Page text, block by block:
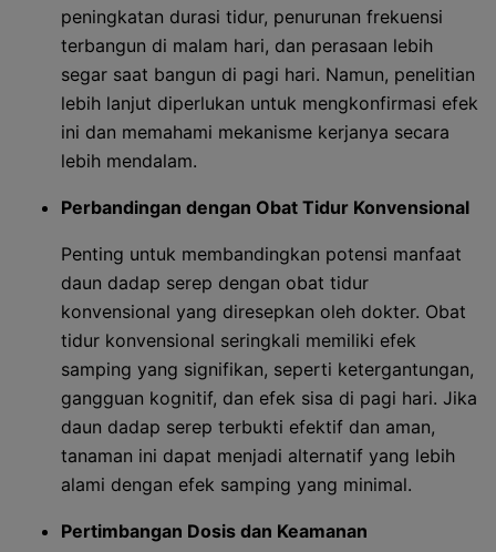
peningkatan durasi tidur, penurunan frekuensi
terbangun di malam hari, dan perasaan lebih
segar saat bangun di pagi hari. Namun, penelitian
lebih lanjut diperlukan untuk mengkonfirmasi efek
ini dan memahami mekanisme kerjanya secara
lebih mendalam.
Perbandingan dengan Obat Tidur Konvensional
Penting untuk membandingkan potensi manfaat
daun dadap serep dengan obat tidur
konvensional yang diresepkan oleh dokter. Obat
tidur konvensional seringkali memiliki efek
samping yang signifikan, seperti ketergantungan,
gangguan kognitif, dan efek sisa di pagi hari. Jika
daun dadap serep terbukti efektif dan aman,
tanaman ini dapat menjadi alternatif yang lebih
alami dengan efek samping yang minimal.
Pertimbangan Dosis dan Keamanan